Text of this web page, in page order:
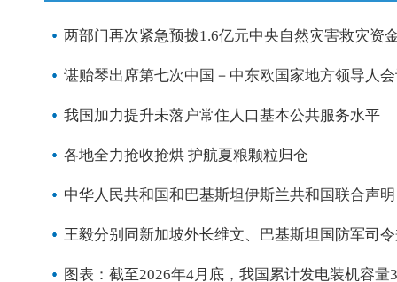
两部门再次紧急预拨1.6亿元中央自然灾害救灾资
谌贻琴出席第七次中国－中东欧国家地方领导人
我国加力提升未落户常住人口基本公共服务水平
各地全力抢收抢烘 护航夏粮颗粒归仓
中华人民共和国和巴基斯坦伊斯兰共和国联合声明
王毅分别同新加坡外长维文、巴基斯坦国防军司
图表：截至2026年4月底，我国累计发电装机容量